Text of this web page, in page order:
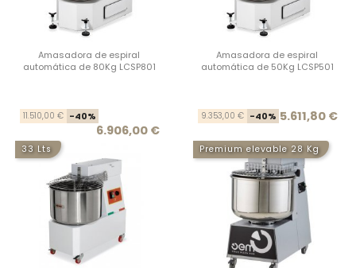
Amasadora de espiral
automática de 80Kg LCSP801
Precio base
11.510,00 € -40%
6.906,00 €
Amasadora de espiral
automática de 50Kg LCSP501
9.353,00 € -40% 5.611,80 €
33 Lts Premium elevable 28 Kg